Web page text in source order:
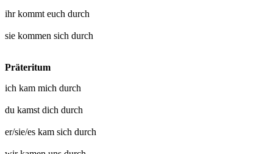
ihrkommt euch durch
sie kommen sich durch
Präteritum
ich kam mich durch
du kamst dich durch
er/sie/es kam sich durch